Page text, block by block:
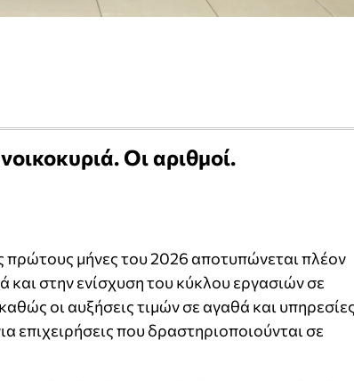
Οι αριθμοί.
πρώτους μήνες του 2026 αποτυπώνεται πλέον
στην ενίσχυση του κύκλου εργασιών σε
οι αυξήσεις τιμών σε αγαθά και
επιχειρήσεις που δραστηριοποιούνται σε